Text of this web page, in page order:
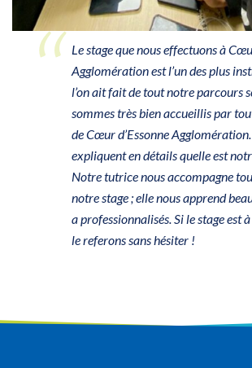
Le stage que nous effectuons à
Agglomération est l’un des plus
l’on ait fait de tout notre parcours
sommes très bien accueillis par
de Cœur d’Essonne
expliquent en détails quelle est
Notre tutrice nous accompagne
notre stage ; elle nous apprend
a professionnalisés. Si le stage est
le referons sans hésiter !